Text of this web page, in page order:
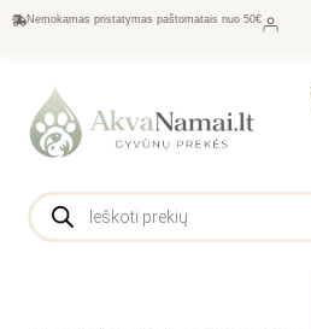
Nemokamas pristatymas paštomatais nuo 50€